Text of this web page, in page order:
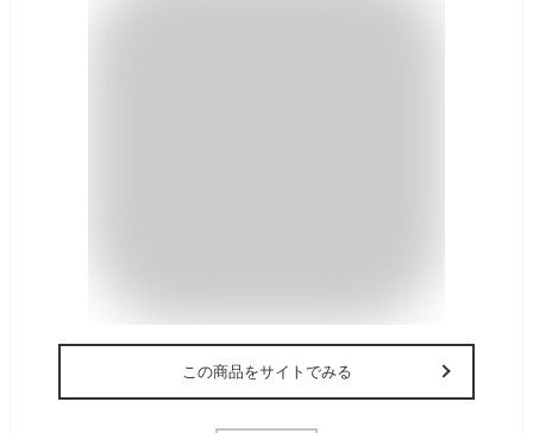
この商品をサイトでみる